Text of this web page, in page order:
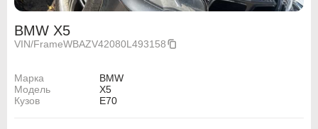
BMW X5
VIN/FrameWBAZV42080L493158
Марка
BMW
Модель
X5
Кузов
E70